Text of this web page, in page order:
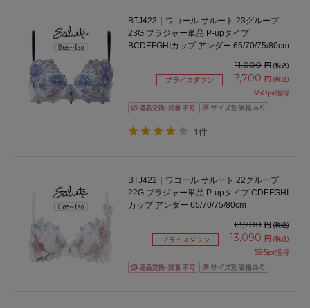
BTJ423｜ワコール サルート 23グループ
23G ブラジャー単品 P-upタイプ
BCDEFGHIカップ アンダー 65/70/75/80cm
11,000 円(税込)
プライスダウン 7,700 円 (税込)
350pt獲得
1件
BTJ422｜ワコール サルート 22グループ
22G ブラジャー単品 P-upタイプ CDEFGHI
カップ アンダー 65/70/75/80cm
18,700 円(税込)
プライスダウン 13,090 円 (税込)
595pt獲得